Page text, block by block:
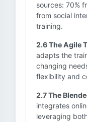
sources: 70%
from social
training.
2.6 The Agile
adapts the
changing
flexibility and
2.7 The
integrates
leveraging